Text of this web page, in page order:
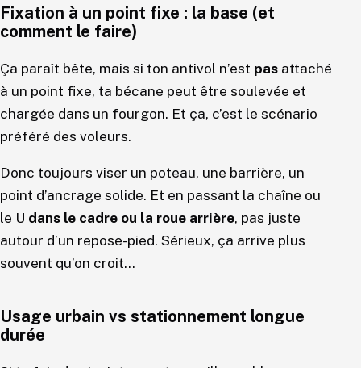
Fixation à un point fixe : la base (et
comment le faire)
Ça paraît bête, mais si ton antivol n’est pas attaché
à un point fixe, ta bécane peut être soulevée et
chargée dans un fourgon. Et ça, c’est le scénario
préféré des voleurs.
Donc toujours viser un poteau, une barrière, un
point d’ancrage solide. Et en passant la chaîne ou
le U dans le cadre ou la roue arrière, pas juste
autour d’un repose-pied. Sérieux, ça arrive plus
souvent qu’on croit…
Usage urbain vs stationnement longue
durée